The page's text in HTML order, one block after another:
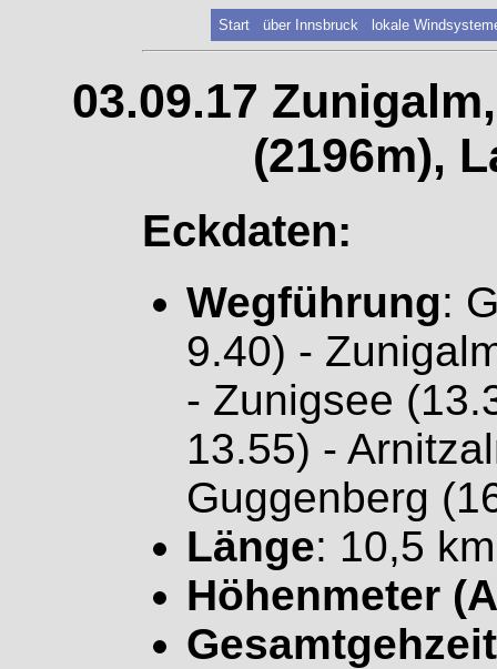
Start über Innsbruck lokale
03.09.17
(2196m),
Eckdaten:
Wegführung:
9.40) -
- Zunigsee
13.55) -
Guggenberg
Länge: 10,5 km
Höhenmeter
Gesamtgehzeit